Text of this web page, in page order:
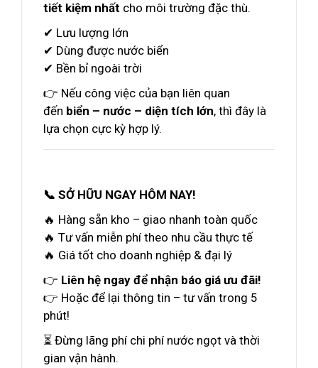
tiết kiệm nhất cho môi trường đặc thù.
✔ Lưu lượng lớn
✔ Dùng được nước biển
✔ Bền bỉ ngoài trời
👉 Nếu công việc của bạn liên quan
đến biển – nước – diện tích lớn, thì đây là
lựa chọn cực kỳ hợp lý.
📞 SỞ HỮU NGAY HÔM NAY!
🔥 Hàng sẵn kho – giao nhanh toàn quốc
🔥 Tư vấn miễn phí theo nhu cầu thực tế
🔥 Giá tốt cho doanh nghiệp & đại lý
👉 Liên hệ ngay để nhận báo giá ưu đãi!
👉 Hoặc để lại thông tin – tư vấn trong 5
phút!
⏳ Đừng lãng phí chi phí nước ngọt và thời
gian vận hành.